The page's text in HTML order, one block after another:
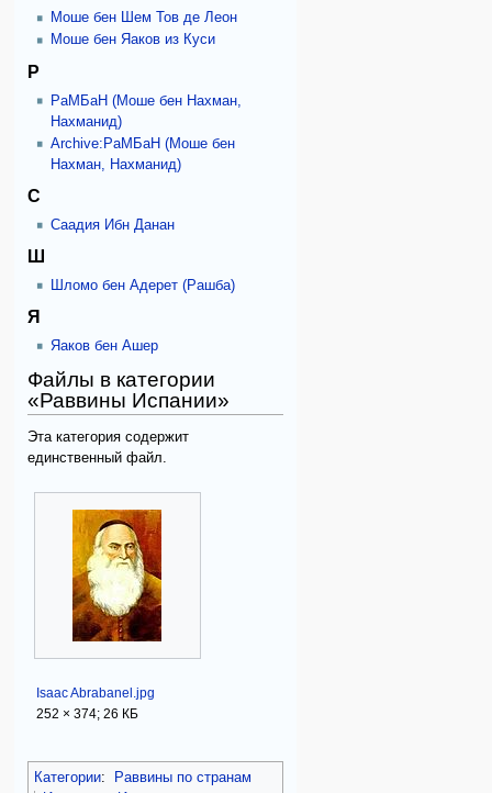
Моше бен Шем Тов де Леон
Моше бен Яаков из Куси
Р
РаМБаН (Моше бен Нахман,
Нахманид)
Archive:РаМБаН (Моше бен
Нахман, Нахманид)
С
Саадия Ибн Данан
Ш
Шломо бен Адерет (Рашба)
Я
Яаков бен Ашер
Файлы в категории
«Раввины Испании»
Эта категория содержит
единственный файл.
Isaac Abrabanel.jpg
252 × 374; 26 КБ
Категории:
Раввины по странам